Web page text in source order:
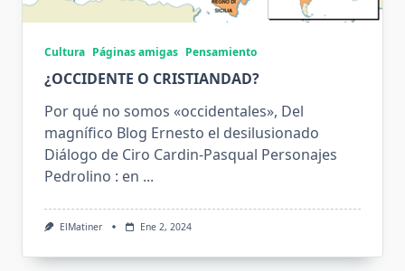
Cultura Páginas amigas Pensamiento
¿OCCIDENTE O CRISTIANDAD?
Por qué no somos «occidentales», Del
magnífico Blog Ernesto el desilusionado
Diálogo de Ciro Cardin-Pasqual Personajes
Pedrolino : en ...
ElMatiner Ene 2, 2024